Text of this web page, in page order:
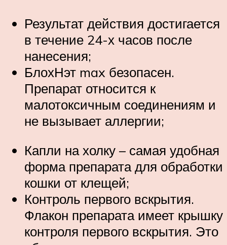
Результат действия достигается
в течение 24-х часов после
нанесения;
БлохНэт max безопасен.
Препарат относится к
малотоксичным соединениям и
не вызывает аллергии;
Капли на холку – самая удобная
форма препарата для обработки
кошки от клещей;
Контроль первого вскрытия.
Флакон препарата имеет крышку
контроля первого вскрытия. Это